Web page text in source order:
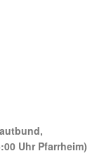
Uhr Pfarrheim)